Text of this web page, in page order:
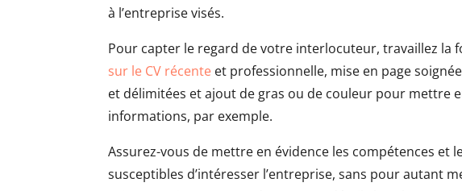
à l’entreprise visés.
Pour capter le regard de votre interlocuteur, travaillez la
sur le CV récente et professionnelle, mise en page
et délimitées et ajout de gras ou de couleur pour mettre
informations, par exemple.
Assurez-vous de mettre en évidence les compétences et
susceptibles d’intéresser l’entreprise, sans pour autant